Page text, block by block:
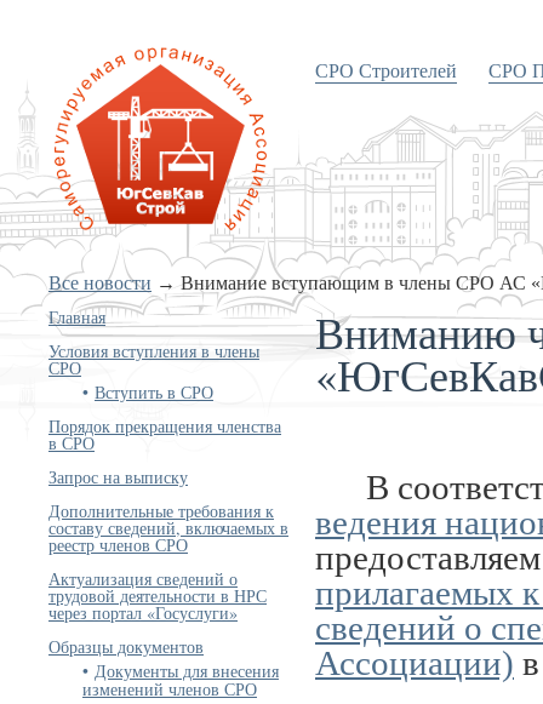
«Объединение строителей
Южного и Северо-Кавказского
округов»
СРО Строителей СРО
Все новости →Внимание вступающим в члены СРО АС
Главная
Условия вступления в члены
СРО
Вступить в СРО
Порядок прекращения членства
в СРО
Запрос на выписку
Дополнительные требования к
составу сведений, включаемых в
реестр членов СРО
Актуализация сведений о
трудовой деятельности в НРС
через портал «Госуслуги»
Образцы документов
Документы для внесения
изменений членов СРО
Вниманию
В
ведения
прилагаемых
сведений о
Ассоциации)